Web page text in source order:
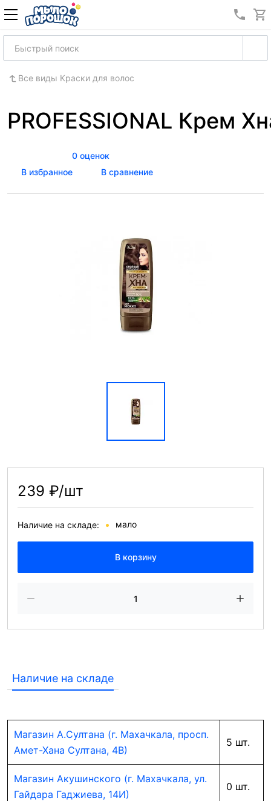
8
Все виды Краски для волос
PROFESSIONAL Крем
0 оценок
В избранное
В сравнение
239 ₽/шт
Наличие на складе: мало
В корзину
Наличие на складе
Магазин А.Султана (г. Махачкала, просп.
Амет-Хана Султана, 4В)
5 шт.
Магазин Акушинского (г. Махачкала, ул.
Гайдара Гаджиева, 14И)
0 шт.